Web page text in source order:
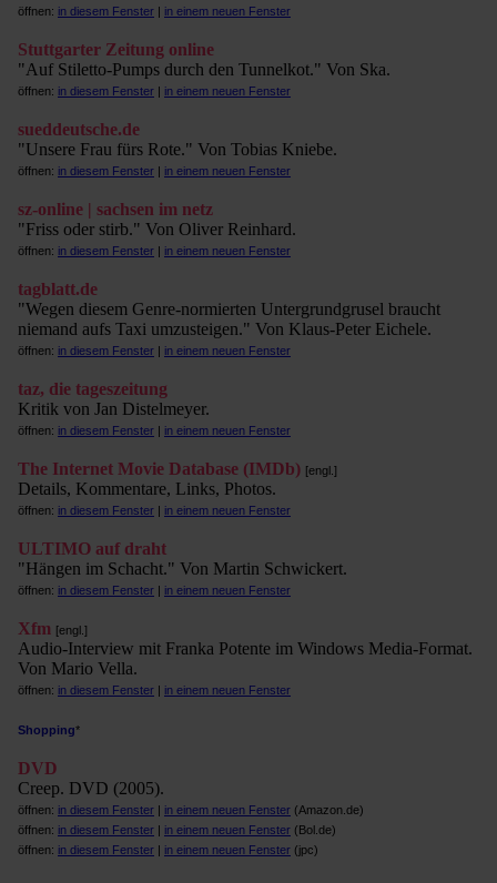
öffnen: in diesem Fenster | in einem neuen Fenster
Stuttgarter Zeitung online
"Auf Stiletto-Pumps durch den Tunnelkot." Von Ska.
öffnen: in diesem Fenster | in einem neuen Fenster
sueddeutsche.de
"Unsere Frau fürs Rote." Von Tobias Kniebe.
öffnen: in diesem Fenster | in einem neuen Fenster
sz-online | sachsen im netz
"Friss oder stirb." Von Oliver Reinhard.
öffnen: in diesem Fenster | in einem neuen Fenster
tagblatt.de
"Wegen diesem Genre-normierten Untergrundgrusel braucht
niemand aufs Taxi umzusteigen." Von Klaus-Peter Eichele.
öffnen: in diesem Fenster | in einem neuen Fenster
taz, die tageszeitung
Kritik von Jan Distelmeyer.
öffnen: in diesem Fenster | in einem neuen Fenster
The Internet Movie Database (IMDb) [engl.]
Details, Kommentare, Links, Photos.
öffnen: in diesem Fenster | in einem neuen Fenster
ULTIMO auf draht
"Hängen im Schacht." Von Martin Schwickert.
öffnen: in diesem Fenster | in einem neuen Fenster
Xfm [engl.]
Audio-Interview mit Franka Potente im Windows Media-Format.
Von Mario Vella.
öffnen: in diesem Fenster | in einem neuen Fenster
Shopping*
DVD
Creep. DVD (2005).
öffnen: in diesem Fenster | in einem neuen Fenster (Amazon.de)
öffnen: in diesem Fenster | in einem neuen Fenster (Bol.de)
öffnen: in diesem Fenster | in einem neuen Fenster (jpc)